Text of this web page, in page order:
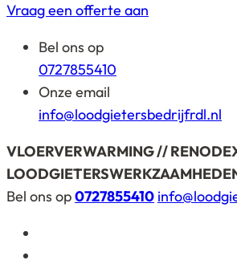
Vraag een offerte aan
Bel ons op
0727855410
Onze email
info@loodgietersbedrijfrdl.nl
VLOERVERWARMING //
Bel ons op0727855410